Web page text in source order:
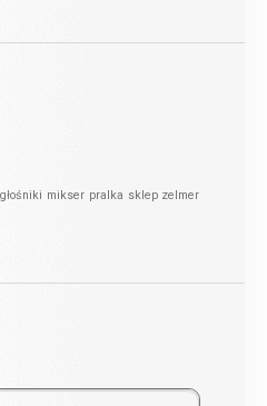
głośniki mikser pralka sklep zelmer